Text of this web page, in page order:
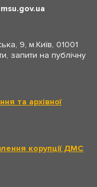
9, м.Київ, 01001
запити на публічну
та архівної
корупції ДМС